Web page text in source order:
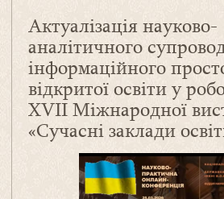
Актуалізація науково-
аналітичного
інформаційного
відкритої освіти у
XVІІ Міжнародної
«Сучасні заклади